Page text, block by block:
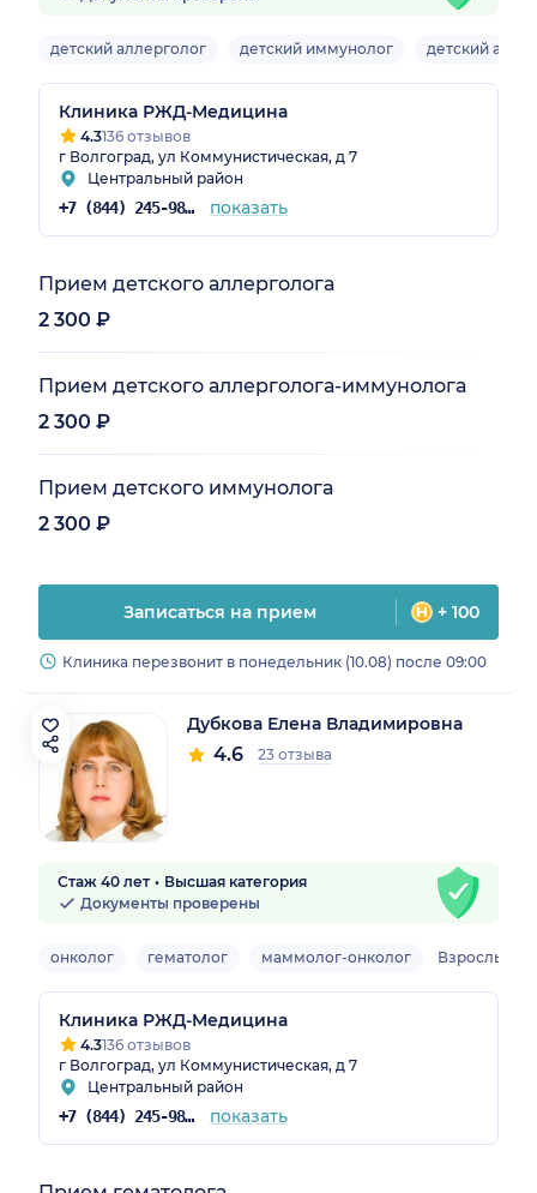
детский аллерголог детский иммунолог детский
Клиника РЖД-Медицина
4.3136 отзывов
г Волгоград, ул Коммунистическая, д 7
Центральный район
+7 (844) 245-98-54 показать
Прием детского аллерголога
2 300 ₽
Прием детского аллерголога-иммунолога
2 300 ₽
Прием детского иммунолога
2 300 ₽
Записаться на прием + 100
Клиника перезвонит в понедельник (10.08) после 09:00
Дубкова Елена Владимировна
4.6 23 отзыва
Стаж 40 лет
Высшая категория
Документы проверены
онколог гематолог маммолог-онколог Взрослый
Клиника РЖД-Медицина
4.3136 отзывов
г Волгоград, ул Коммунистическая, д 7
Центральный район
+7 (844) 245-98-54 показать